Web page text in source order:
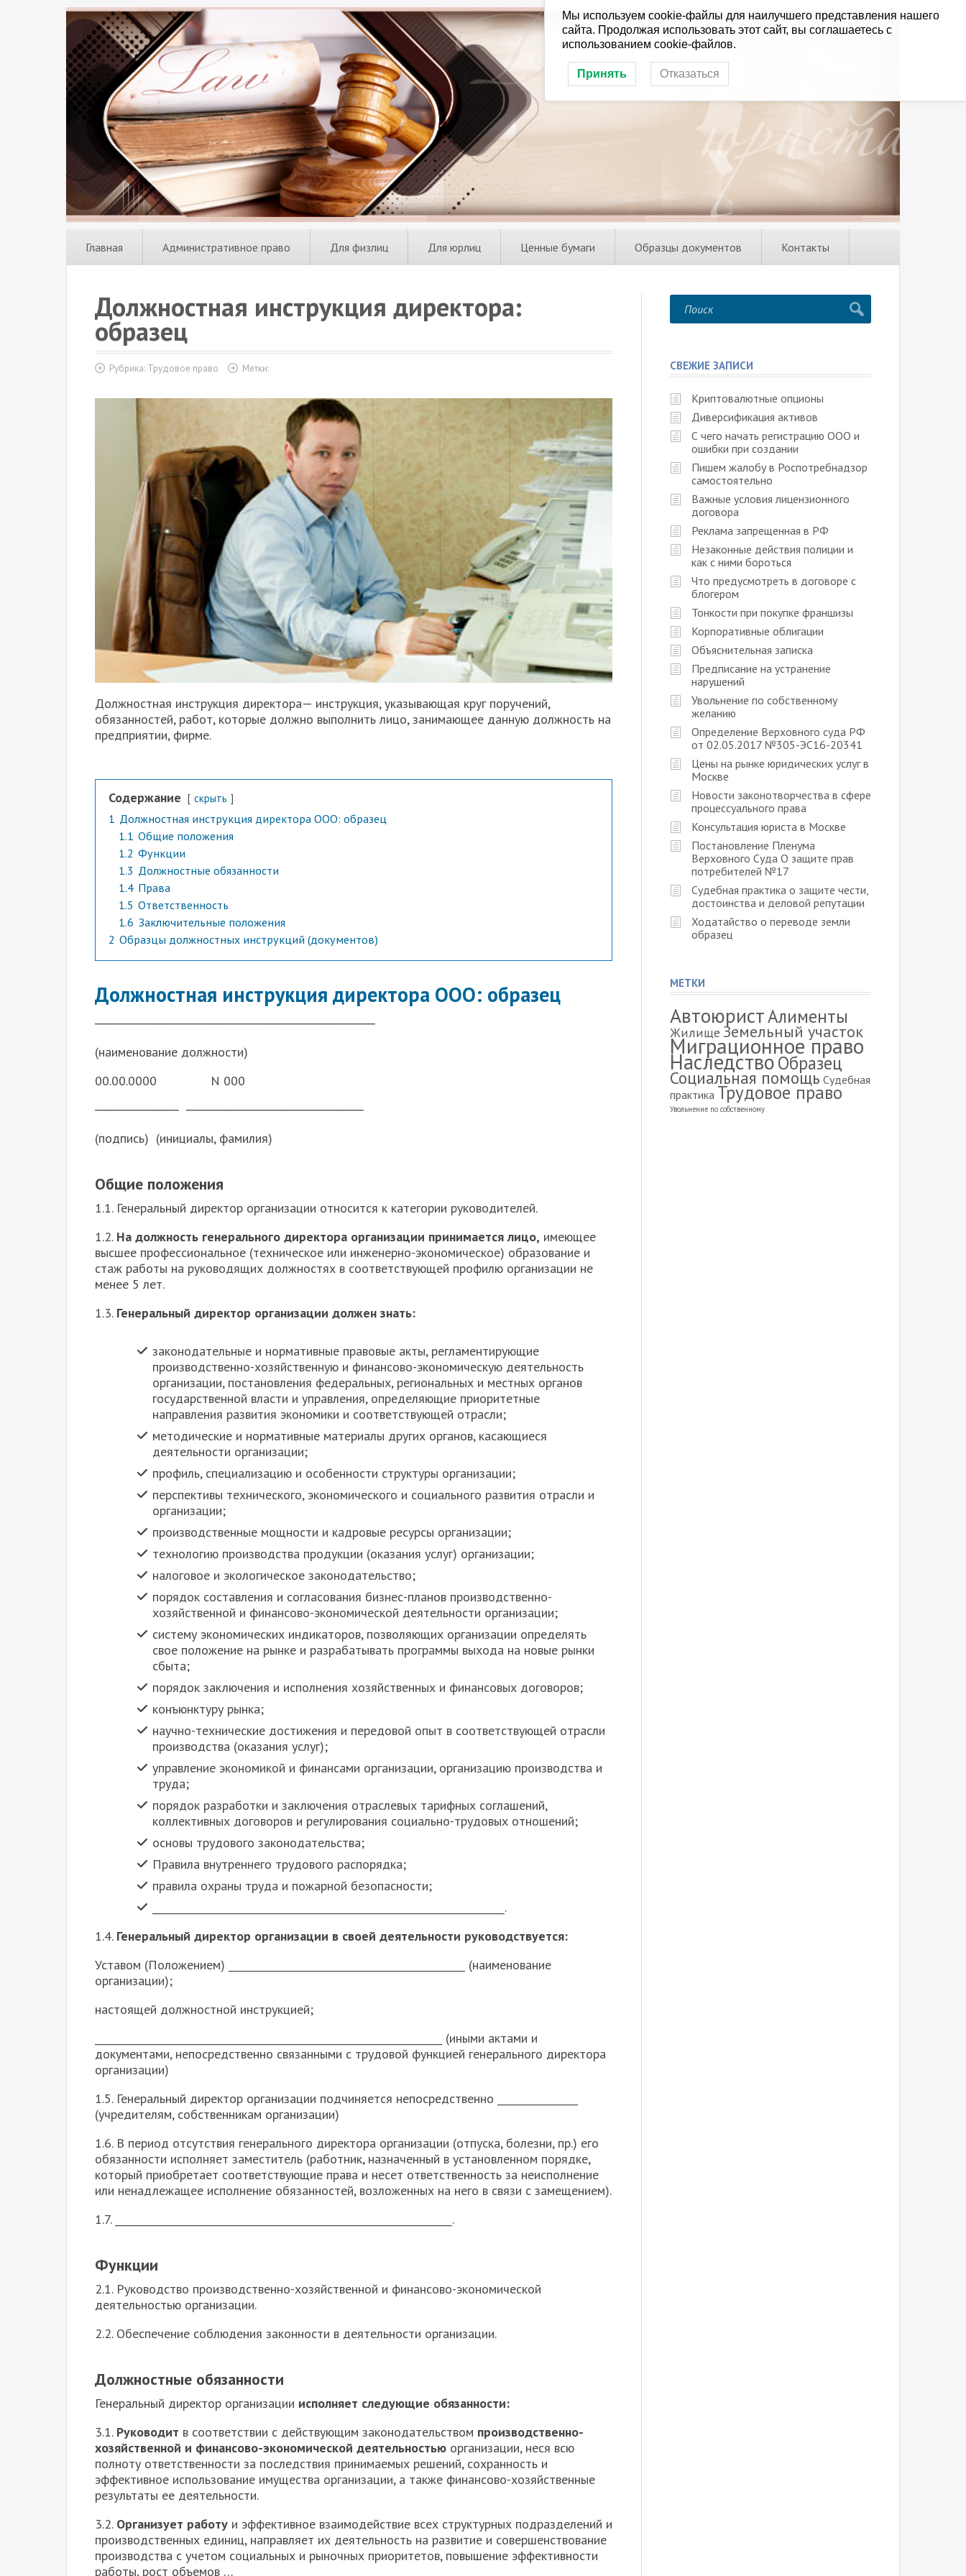
Главная Административное право Для физлиц Для юрлиц Ценные бумаги Образцы документов Контакты
Должностная инструкция директора:
образец
Рубрика: Трудовое право Метки:
Должностная инструкция директора— инструкция, указывающая круг поручений,
обязанностей, работ, которые должно выполнить лицо, занимающее данную должность на
предприятии, фирме.
Содержание скрыть
1 Должностная инструкция директора ООО: образец
1.1 Общие положения
1.2 Функции
1.3 Должностные обязанности
1.4 Права
1.5 Ответственность
1.6 Заключительные положения
2 Образцы должностных инструкций (документов)
Должностная инструкция директора ООО: образец
──────────────────────────────
(наименование должности)
00.00.0000 N 000
───────── ───────────────────
(подпись) (инициалы, фамилия)
Общие положения
1.1.Генеральный директор организации относится к категории руководителей.
1.2. На должность генерального директора организации принимается лицо, имеющее
высшее профессиональное (техническое или инженерно-экономическое) образование и
стаж работы на руководящих должностях в соответствующей профилю организации не
менее 5 лет.
1.3. Генеральный директор организации должен знать:
законодательные и нормативные правовые акты, регламентирующие
производственно-хозяйственную и финансово-экономическую деятельность
организации, постановления федеральных, региональных и местных органов
государственной власти и управления, определяющие приоритетные
направления развития экономики и соответствующей отрасли;
методические и нормативные материалы других органов, касающиеся
деятельности организации;
профиль, специализацию и особенности структуры организации;
перспективы технического, экономического и социального развития отрасли и
организации;
производственные мощности и кадровые ресурсы организации;
технологию производства продукции (оказания услуг) организации;
налоговое и экологическое законодательство;
порядок составления и согласования бизнес-планов производственно-
хозяйственной и финансово-экономической деятельности организации;
систему экономических индикаторов, позволяющих организации определять
свое положение на рынке и разрабатывать программы выхода на новые рынки
сбыта;
порядок заключения и исполнения хозяйственных и финансовых договоров;
конъюнктуру рынка;
научно-технические достижения и передовой опыт в соответствующей отрасли
производства (оказания услуг);
управление экономикой и финансами организации, организацию производства и
труда;
порядок разработки и заключения отраслевых тарифных соглашений,
коллективных договоров и регулирования социально-трудовых отношений;
основы трудового законодательства;
Правила внутреннего трудового распорядка;
правила охраны труда и пожарной безопасности;
______________________________________________________________________.
1.4. Генеральный директор организации в своей деятельности руководствуется:
Уставом (Положением) _______________________________________________ (наименование
организации);
настоящей должностной инструкцией;
_____________________________________________________________________ (иными актами и
документами, непосредственно связанными с трудовой функцией генерального директора
организации)
1.5. Генеральный директор организации подчиняется непосредственно ________________
(учредителям, собственникам организации)
1.6. В период отсутствия генерального директора организации (отпуска, болезни, пр.) его
обязанности исполняет заместитель (работник, назначенный в установленном порядке,
который приобретает соответствующие права и несет ответственность за неисполнение
или ненадлежащее исполнение обязанностей, возложенных на него в связи с замещением).
1.7. ___________________________________________________________________.
Функции
2.1.Руководство производственно-хозяйственной и финансово-экономической
деятельностью организации.
2.2. Обеспечение соблюдения законности в деятельности организации.
Должностные обязанности
Генеральный директор организации исполняет следующие обязанности:
3.1. Руководит в соответствии с действующим законодательством производственно-
хозяйственной и финансово-экономической деятельностью организации, неся всю
полноту ответственности за последствия принимаемых решений, сохранность и
эффективное использование имущества организации, а также финансово-хозяйственные
результаты ее деятельности.
3.2. Организует работу и эффективное взаимодействие всех структурных подразделений и
производственных единиц, направляет их деятельность на развитие и совершенствование
производства с учетом социальных и рыночных приоритетов, повышение эффективности
работы, рост объемов …
СВЕЖИЕ ЗАПИСИ
Криптовалютные опционы
Диверсификация активов
С чего начать регистрацию ООО и
ошибки при создании
Пишем жалобу в Роспотребнадзор
самостоятельно
Важные условия лицензионного
договора
Реклама запрещенная в РФ
Незаконные действия полиции и
как с ними бороться
Что предусмотреть в договоре с
блогером
Тонкости при покупке франшизы
Корпоративные облигации
Объяснительная записка
Предписание на устранение
нарушений
Увольнение по собственному
желанию
Определение Верховного суда РФ
от 02.05.2017 №305-ЭС16-20341
Цены на рынке юридических услуг в
Москве
Новости законотворчества в сфере
процессуального права
Консультация юриста в Москве
Постановление Пленума
Верховного Суда О защите прав
потребителей №17
Судебная практика о защите чести,
достоинства и деловой репутации
Ходатайство о переводе земли
образец
МЕТКИ
АвтоюристАлименты
Жилище Земельный участок
Миграционное право
НаследствоОбразец
Социальная помощь Судебная
практика Трудовое право
Увольнение по собственному
Мы используем cookie-файлы для наилучшего представления нашего
сайта. Продолжая использовать этот сайт, вы соглашаетесь с
использованием cookie-файлов.
Принять Отказаться